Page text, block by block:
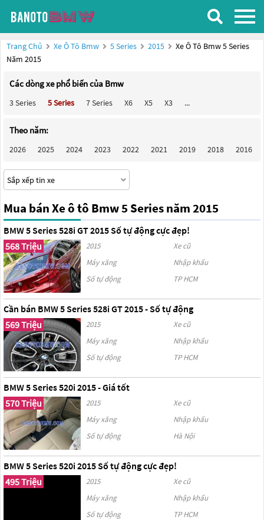
Trang Chủ Xe Ô Tô Bmw 5 Series 2015
Xe Ô Tô Bmw 5 Series
Năm 2015
Các dòng xe phổ biến của Bmw
3 Series 5 Series 7 Series X6 X5 X3 ...
Theo năm:
2026 2025 2024 2023 2022 2021 2019 2018 2016
Mua bán Xe ô tô Bmw 5 Series năm 2015
BMW 5 Series 528i GT 2015 Số tự động cực đẹp!
568 Triệu
2015
Xe cũ
Máy xăng
Nhập khẩu
Số tự động
TP HCM
Cần bán BMW 5 Series 528i GT 2015 - Số tự động
569 Triệu
2015
Xe cũ
Máy xăng
Nhập khẩu
Số tự động
TP HCM
BMW 5 Series 520i 2015 - Giá tốt
570 Triệu
2015
Xe cũ
Máy xăng
Nhập khẩu
Số tự động
Hà Nội
BMW 5 Series 520i 2015 Số tự động cực đẹp!
495 Triệu
2015
Xe cũ
Máy xăng
Nhập khẩu
Số tự động
TP HCM